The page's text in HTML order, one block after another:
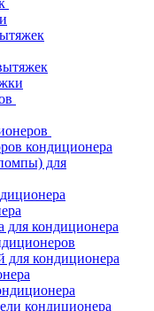
кондиционера
для
кондиционера
для кондиционера
кондиционера